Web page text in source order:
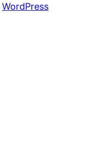
WordPress